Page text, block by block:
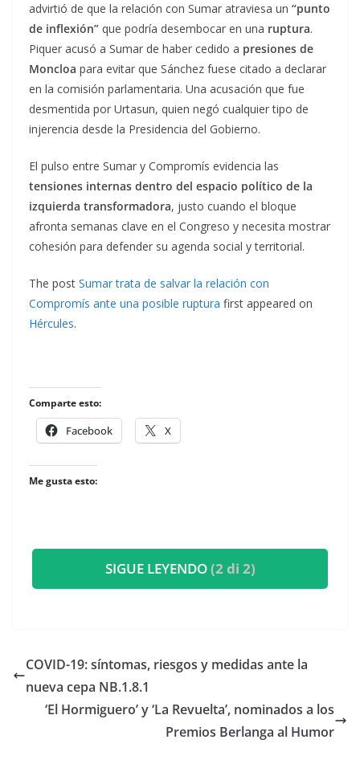
advirtió de que la relación con Sumar atraviesa un “punto
de inflexión” que podría desembocar en una ruptura.
Piquer acusó a Sumar de haber cedido a presiones de
Moncloa para evitar que Sánchez fuese citado a declarar
en la comisión parlamentaria. Una acusación que fue
desmentida por Urtasun, quien negó cualquier tipo de
injerencia desde la Presidencia del Gobierno.
El pulso entre Sumar y Compromís evidencia las
tensiones internas dentro del espacio político de la
izquierda transformadora, justo cuando el bloque
afronta semanas clave en el Congreso y necesita mostrar
cohesión para defender su agenda social y territorial.
The post Sumar trata de salvar la relación con
Compromís ante una posible ruptura first appeared on
Hércules.
Comparte esto:
Facebook X
Me gusta esto:
SIGUE LEYENDO(2 di 2)
COVID-19: síntomas, riesgos y medidas ante la
nueva cepa NB.1.8.1
‘El Hormiguero’ y ‘La Revuelta’, nominados a los
Premios Berlanga al Humor